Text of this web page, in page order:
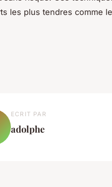
les plus tendres comme
ECRIT PAR
adolphe